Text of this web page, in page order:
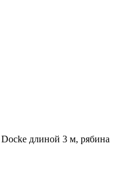
длиной 3 м, рябина